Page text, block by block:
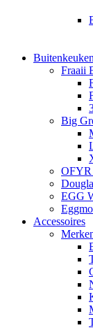
Fraaii
Big
OFYR
EGG
Accessoires